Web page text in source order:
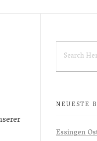
NEUESTE
Essingen